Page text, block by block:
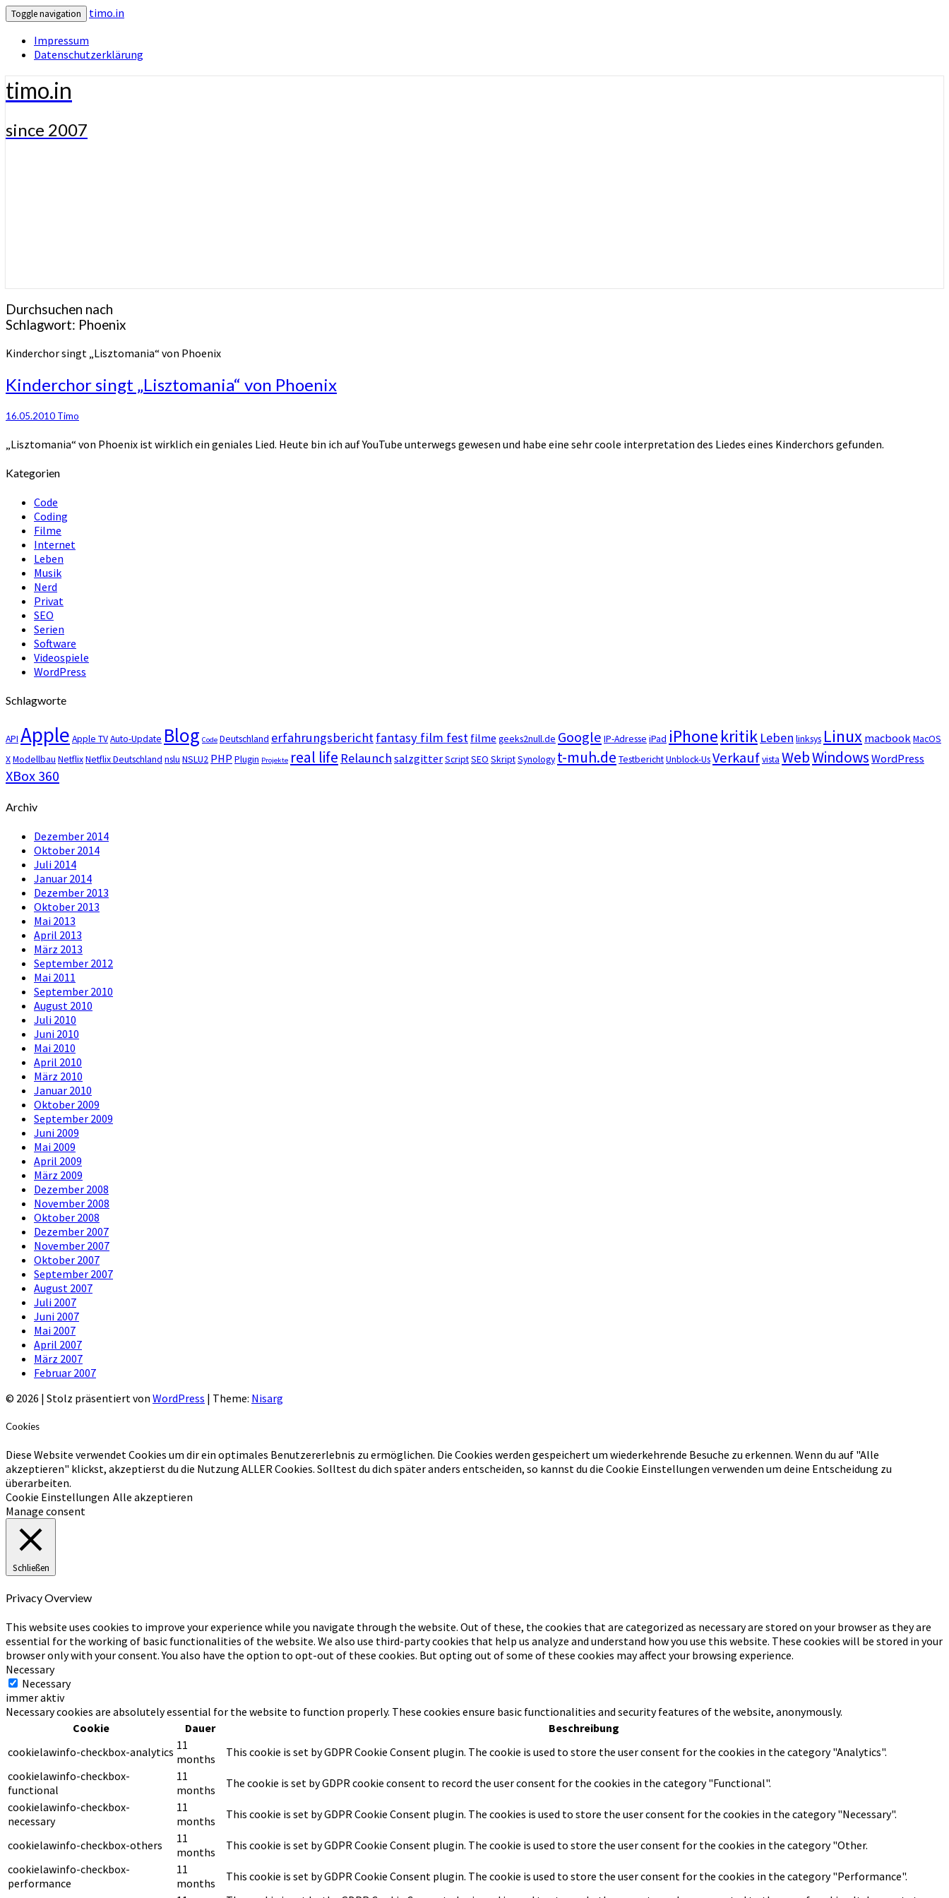
Toggle navigation
timo.in
Impressum
Datenschutzerklärung
timo.in
since 2007
Durchsuchen nach
Schlagwort: Phoenix
Kinderchor singt „Lisztomania“ von Phoenix
Kinderchor singt „Lisztomania“ von Phoenix
16.05.2010 Timo
„Lisztomania“ von Phoenix ist wirklich ein geniales Lied. Heute bin ich auf YouTube unterwegs gewesen und habe eine sehr coole interpretation des Liedes eines Kinderchors gefunden.
Kategorien
Code
Coding
Filme
Internet
Leben
Musik
Nerd
Privat
SEO
Serien
Software
Videospiele
WordPress
Schlagworte
API Apple Apple TVAuto-Update Blog Code Deutschland erfahrungsberichtfantasy film fest filme geeks2null.de Google IP-Adresse iPad iPhonekritik Leben linksys Linux macbookMacOS
XModellbau NetflixNetflix Deutschland nslu NSLU2 PHP Plugin Projekte real life Relaunch salzgitterScriptSEO SkriptSynology t-muh.de TestberichtUnblock-UsVerkaufvista WebWindows WordPress
XBox 360
Archiv
Dezember 2014
Oktober 2014
Juli 2014
Januar 2014
Dezember 2013
Oktober 2013
Mai 2013
April 2013
März 2013
September 2012
Mai 2011
September 2010
August 2010
Juli 2010
Juni 2010
Mai 2010
April 2010
März 2010
Januar 2010
Oktober 2009
September 2009
Juni 2009
Mai 2009
April 2009
März 2009
Dezember 2008
November 2008
Oktober 2008
Dezember 2007
November 2007
Oktober 2007
September 2007
August 2007
Juli 2007
Juni 2007
Mai 2007
April 2007
März 2007
Februar 2007
© 2026 | Stolz präsentiert von WordPress | Theme: Nisarg
Cookies
Diese Website verwendet Cookies um dir ein optimales Benutzererlebnis zu ermöglichen. Die Cookies werden gespeichert um wiederkehrende Besuche zu erkennen. Wenn du auf "Alle
akzeptieren" klickst, akzeptierst du die Nutzung ALLER Cookies. Solltest du dich später anders entscheiden, so kannst du die Cookie Einstellungen verwenden um deine Entscheidung zu
überarbeiten.
Cookie Einstellungen Alle akzeptieren
Manage consent
Schließen
Privacy Overview
This website uses cookies to improve your experience while you navigate through the website. Out of these, the cookies that are categorized as necessary are stored on your browser as they are
essential for the working of basic functionalities of the website. We also use third-party cookies that help us analyze and understand how you use this website. These cookies will be stored in your
browser only with your consent. You also have the option to opt-out of these cookies. But opting out of some of these cookies may affect your browsing experience.
Necessary
Necessary
immer aktiv
Necessary cookies are absolutely essential for the website to function properly. These cookies ensure basic functionalities and security features of the website, anonymously.
Cookie
Dauer
Beschreibung
cookielawinfo-checkbox-analytics 11
months
This cookie is set by GDPR Cookie Consent plugin. The cookie is used to store the user consent for the cookies in the category "Analytics".
cookielawinfo-checkbox-
functional
11
months
The cookie is set by GDPR cookie consent to record the user consent for the cookies in the category "Functional".
cookielawinfo-checkbox-
necessary
11
months
This cookie is set by GDPR Cookie Consent plugin. The cookies is used to store the user consent for the cookies in the category "Necessary".
cookielawinfo-checkbox-others
11
months
This cookie is set by GDPR Cookie Consent plugin. The cookie is used to store the user consent for the cookies in the category "Other.
cookielawinfo-checkbox-
performance
11
months
This cookie is set by GDPR Cookie Consent plugin. The cookie is used to store the user consent for the cookies in the category "Performance".